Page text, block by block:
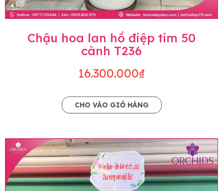
Chậu hoa lan hồ điệp tím 50
cành T236
16.300.000₫
CHO VÀO GIỎ HÀNG